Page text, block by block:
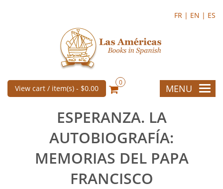
FR | EN | ES
View cart / item(s) - $0.00
0
MENU
ESPERANZA. LA
AUTOBIOGRAFÍA:
MEMORIAS DEL PAPA
FRANCISCO